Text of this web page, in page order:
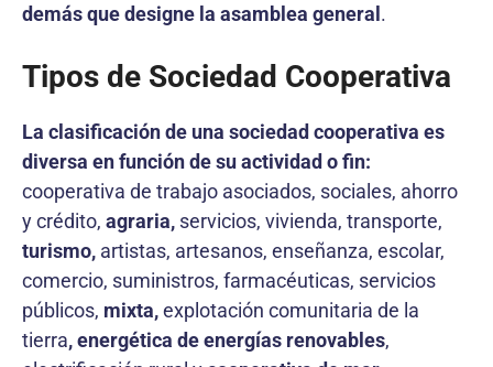
demás que designe la asamblea general.
Tipos de Sociedad Cooperativa
La clasificación de una sociedad cooperativa es
diversa en función de su actividad o fin:
cooperativa de trabajo asociados, sociales, ahorro
y crédito, agraria, servicios, vivienda, transporte,
turismo, artistas, artesanos, enseñanza, escolar,
comercio, suministros, farmacéuticas, servicios
públicos, mixta,explotación comunitaria de la
tierra, energética de energías renovables,